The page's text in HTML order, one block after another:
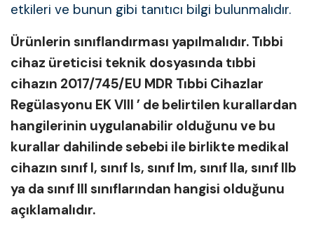
etkileri ve bunun gibi tanıtıcı bilgi bulunmalıdır.
Ürünlerin sınıflandırması yapılmalıdır. Tıbbi
cihaz üreticisi teknik dosyasında tıbbi
cihazın 2017/745/EU MDR Tıbbi Cihazlar
Regülasyonu EK VIII ’ de belirtilen kurallardan
hangilerinin uygulanabilir olduğunu ve bu
kurallar dahilinde sebebi ile birlikte medikal
cihazın sınıf I, sınıf Is, sınıf Im, sınıf IIa, sınıf IIb
ya da sınıf III sınıflarından hangisi olduğunu
açıklamalıdır.